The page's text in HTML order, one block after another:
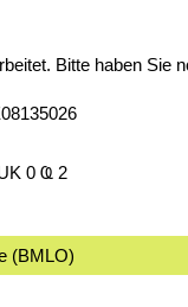
Bitte haben Sie
0 Ҩ 2
(BMLO)